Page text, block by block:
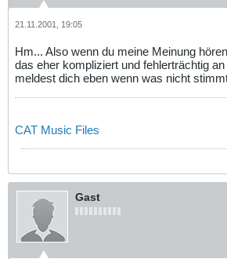
21.11.2001, 19:05
Hm... Also wenn du meine Meinung
das eher kompliziert und fehlerträchtig
meldest dich eben wenn was nicht
CAT Music Files
Gast